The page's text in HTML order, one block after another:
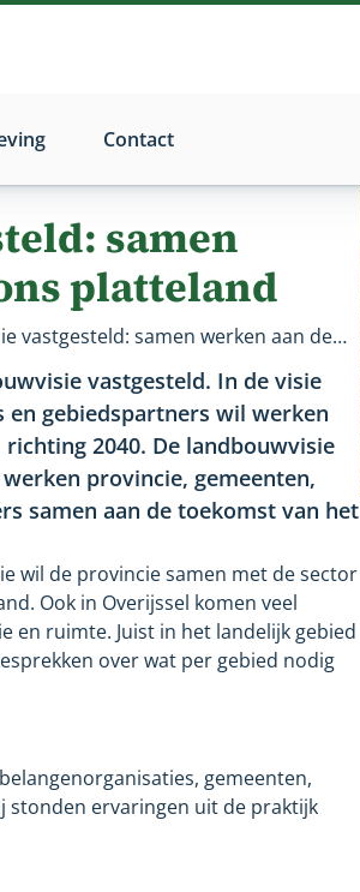
Contact
samen
platteland
Nieuwe landbouwvisie vastgesteld: samen werken aan de toekomst voor ons platteland
vastgesteld. In de visie
gebiedspartners wil werken
2040. De landbouwvisie
provincie, gemeenten,
samen aan de toekomst van het
wil de provincie samen met de sector
Ook in Overijssel komen veel
en ruimte. Juist in het landelijk gebied
over wat per gebied nodig
gemeenten,
stonden ervaringen uit de praktijk